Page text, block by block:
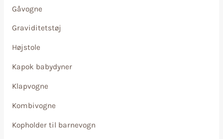
Gåvogne
Graviditetstøj
Højstole
Kapok babydyner
Klapvogne
Kombivogne
Kopholder til barnevogn